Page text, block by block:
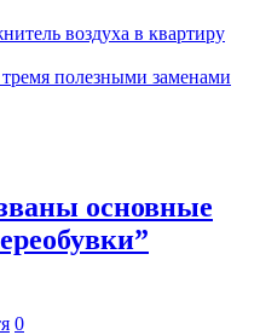
воздуха в квартиру
полезными заменами
основные
0